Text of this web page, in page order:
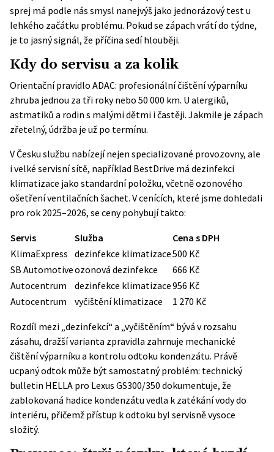
sprej má podle nás smysl nanejvýš jako jednorázový test u
lehkého začátku problému. Pokud se zápach vrátí do týdne,
je to jasný signál, že příčina sedí hlouběji.
Kdy do servisu a za kolik
Orientační pravidlo ADAC: profesionální čištění výparníku
zhruba jednou za tři roky nebo 50 000 km. U alergiků,
astmatiků a rodin s malými dětmi i častěji. Jakmile je zápach
zřetelný, údržba je už po termínu.
V Česku službu nabízejí nejen specializované provozovny, ale
i velké servisní sítě, například BestDrive má dezinfekci
klimatizace jako standardní položku, včetně ozonového
ošetření ventilačních šachet. V cenících, které jsme dohledali
pro rok 2025–2026, se ceny pohybují takto:
Servis Služba
Cena s DPH
KlimaExpress dezinfekce klimatizace500 Kč
SB Automotiveozonová dezinfekce
666 Kč
Autocentrum
dezinfekce klimatizace956 Kč
Autocentrum
vyčištění klimatizace 1 270 Kč
Rozdíl mezi „dezinfekcí“ a „vyčištěním“ bývá v rozsahu
zásahu, dražší varianta zpravidla zahrnuje mechanické
čištění výparníku a kontrolu odtoku kondenzátu. Právě
ucpaný odtok může být samostatný problém: technický
bulletin HELLA pro Lexus GS300/350 dokumentuje, že
zablokovaná hadice kondenzátu vedla k zatékání vody do
interiéru, přičemž přístup k odtoku byl servisně vysoce
složitý.